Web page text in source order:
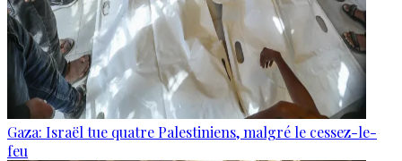
Gaza: Israël tue quatre Palestiniens, malgré le cessez-le-
feu